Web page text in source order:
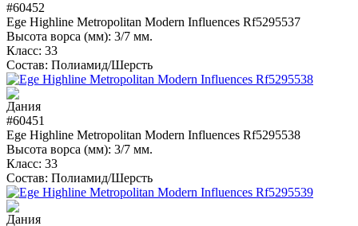
#60452
Ege Highline Metropolitan Modern Influences Rf5295537
Высота ворса (мм): 3/7 мм.
Класс: 33
Состав: Полиамид/Шерсть
#60451
Ege Highline Metropolitan Modern Influences Rf5295538
Высота ворса (мм): 3/7 мм.
Класс: 33
Состав: Полиамид/Шерсть